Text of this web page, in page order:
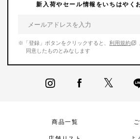
新入荷やセール情報をいちはやく
※「登録」ボタンをクリックすると、 利用規約
同意したものとみなします
商品一覧